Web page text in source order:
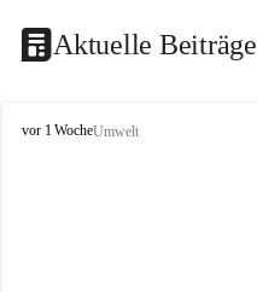
Aktuelle Beiträge
V
vor 1 WocheUmwelt